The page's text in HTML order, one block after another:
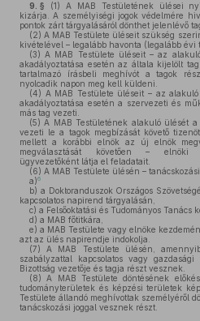
9. § (1) A MAB Testületének ülései
kizárja. A személyiségi jogok védelmére
pontok zárt tárgyalásáról dönthet jelenlévő
(2) A MAB Testülete üléseit szükség
kivételével – legalább havonta (legalább évi
(3) A MAB Testülete üléseit – az
akadályoztatása esetén az általa kijelölt
tartalmazó írásbeli meghívót a tagok
nyolcadik napon meg kell küldeni.
(4) A MAB Testülete üléseit – az
akadályoztatása esetén a szervezeti és
más tag vezeti.
(5) A MAB Testületének alakuló ülését
vezeti le a tagok megbízását követő
mellett a korábbi elnök az új elnök
megválasztását követően – elnöki
ügyvezetőként látja el feladatait.
(6) A MAB Testülete ülésén –
a)6
b) a Doktoranduszok Országos
kapcsolatos napirend tárgyalásán,
c) a Felsőoktatási és Tudományos Tanács
d) a MAB főtitkára,
e) a MAB Testülete vagy elnöke
azt az ülés napirendje indokolja.
(7) A MAB Testülete ülésén,
szabályzattal kapcsolatos vagy
Bizottság vezetője és tagja részt vesznek.
(8) A MAB Testülete döntésének
tudományterületek és képzési területek
Testülete állandó meghívottak személyéről
tanácskozási joggal vesznek részt.